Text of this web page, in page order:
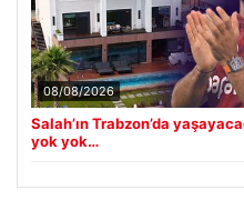
08/08/2026
Salah’ın Trabzon’da
yok yok…